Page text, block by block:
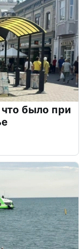
было при